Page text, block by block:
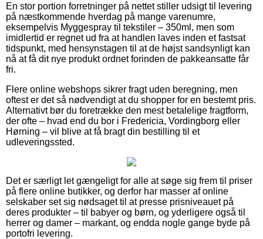
En stor portion forretninger på nettet stiller udsigt til levering
på næstkommende hverdag på mange varenumre,
eksempelvis Myggespray til tekstiler – 350ml, men som
imidlertid er regnet ud fra at handlen laves inden et fastsat
tidspunkt, med hensynstagen til at de højst sandsynligt kan
nå at få dit nye produkt ordnet forinden de pakkeansatte får
fri.
Flere online webshops sikrer fragt uden beregning, men
oftest er det så nødvendigt at du shopper for en bestemt pris.
Alternativt bør du foretrække den mest betalelige fragtform,
der ofte – hvad end du bor i Fredericia, Vordingborg eller
Hørning – vil blive at få bragt din bestilling til et
udleveringssted.
Det er særligt let gængeligt for alle at søge sig frem til priser
på flere online butikker, og derfor har masser af online
selskaber set sig nødsaget til at presse prisniveauet på
deres produkter – til babyer og børn, og yderligere også til
herrer og damer – markant, og endda nogle gange byde på
portofri levering.